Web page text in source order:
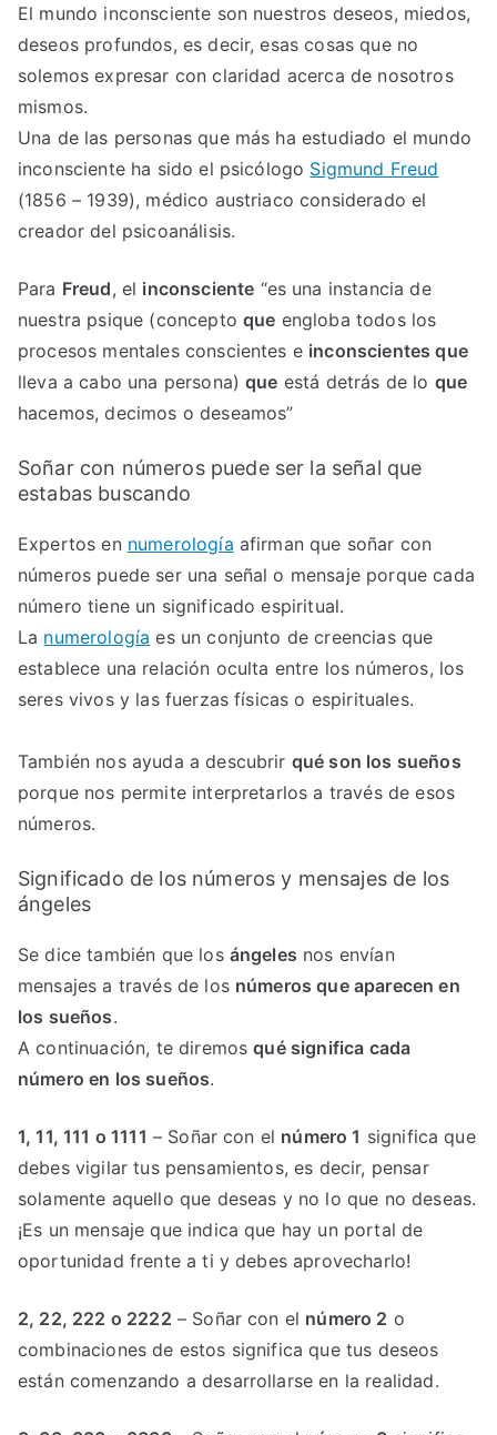
El mundo inconsciente son nuestros deseos, miedos,
deseos profundos, es decir, esas cosas que no
solemos expresar con claridad acerca de nosotros
mismos.
Una de las personas que más ha estudiado el mundo
inconsciente ha sido el psicólogo Sigmund Freud
(1856 – 1939), médico austriaco considerado el
creador del psicoanálisis.
Para Freud, el inconsciente “es una instancia de
nuestra psique (conceptoque engloba todos los
procesos mentales conscientes e inconscientes que
lleva a cabo una persona)que está detrás de lo que
hacemos, decimos o deseamos”
Soñar con números puede ser la señal que
estabas buscando
Expertos en numerología afirman que soñar con
números puede ser una señal o mensaje porque cada
número tiene un significado espiritual.
La numerología es un conjunto de creencias que
establece una relación oculta entre los números, los
seres vivos y las fuerzas físicas o espirituales.
También nos ayuda a descubrir qué son los sueños
porque nos permite interpretarlos a través de esos
números.
Significado de los números y mensajes de los
ángeles
Se dice también que los ángeles nos envían
mensajes a través de los números que aparecen en
los sueños.
A continuación, te diremosqué significa cada
número en los sueños.
1, 11, 111 o 1111 – Soñar con el número 1 significa que
debes vigilar tus pensamientos, es decir, pensar
solamente aquello que deseas y no lo que no deseas.
¡Es un mensaje que indica que hay un portal de
oportunidad frente a ti y debes aprovecharlo!
2, 22, 222 o 2222 – Soñar con el número 2 o
combinaciones de estos significa que tus deseos
están comenzando a desarrollarse en la realidad.